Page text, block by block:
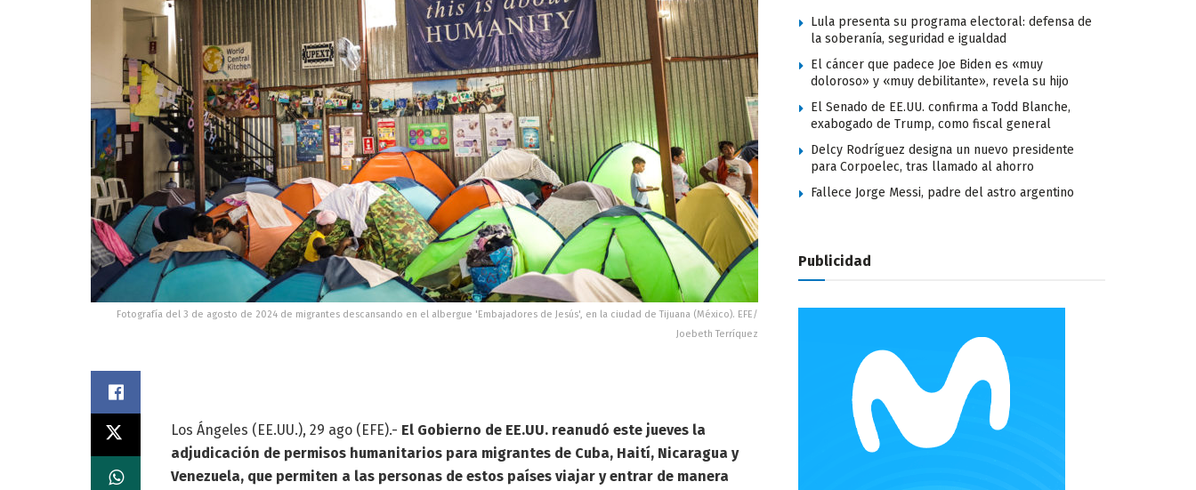
Fotografía del 3 de agosto de 2024 de migrantes descansando en el albergue 'Embajadores de Jesús', en la ciudad de Tijuana (México). EFE/
Joebeth Terríquez
Los Ángeles (EE.UU.), 29 ago (EFE).- El Gobierno de EE.UU. reanudó este jueves la
adjudicación de permisos humanitarios para migrantes de Cuba, Haití, Nicaragua y
Venezuela, que permiten a las personas de estos países viajar y entrar de manera
Lula presenta su programa electoral: defensa de
la soberanía, seguridad e igualdad
El cáncer que padece Joe Biden es «muy
doloroso» y «muy debilitante», revela su hijo
El Senado de EE.UU. confirma a Todd Blanche,
exabogado de Trump, como fiscal general
Delcy Rodríguez designa un nuevo presidente
para Corpoelec, tras llamado al ahorro
Fallece Jorge Messi, padre del astro argentino
Publicidad